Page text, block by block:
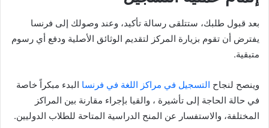
بعد قبول طلبك، ستتلقى رسالة تأكيد، وعند وصولك إلى فرنسا
يفترض أن تقوم بزيارة المركز لتقديم الوثائق الأصلية ودفع أي رسوم
متبقية.
وينصح لنجاح التسجيل في مراكز اللغة في فرنسا البدء مبكراً خاصة
في حالة الحاجة إلى تأشيرة ، والقيا بإجراء مقارنة بين المراكز
المختلفة، والاستفسار عن المنح الدراسية المتاحة للطلاب الدوليين.